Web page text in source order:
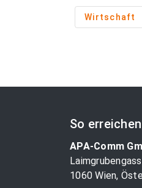
Wirtschaft
So
APA-Comm
1060 Wien,